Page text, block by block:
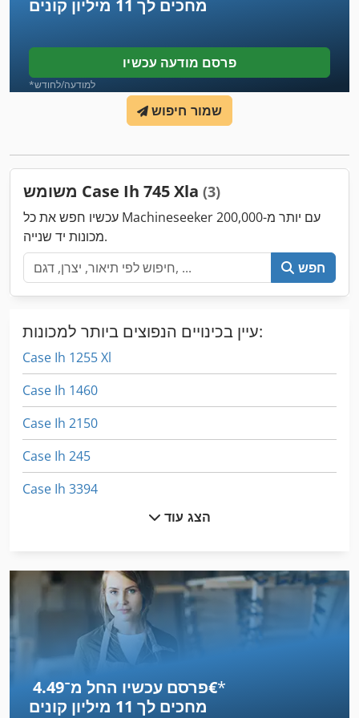
מחכים לך 11 מיליון קונים
פרסם מודעה עכשיו
*למודעה/לחודש
שמור חיפוש
משומש Case Ih 745 Xla (3)
עכשיו חפש את כל Machineseeker עם יותר מ-200,000
מכונות יד שנייה.
חפש
עיין בכינויים הנפוצים ביותר למכונות:
Case Ih 1255 Xl
Case Ih 1460
Case Ih 2150
Case Ih 245
Case Ih 3394
Case Ih 5400
Case Ih 7250
Case Ih 733 A
הצג עוד
פרסם עכשיו החל מ־‏4.49 ‏€*
מחכים לך 11 מיליון קונים